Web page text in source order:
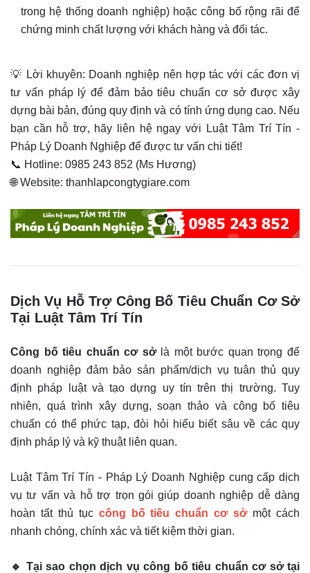
trong hệ thống doanh nghiệp) hoặc công bố rộng rãi để
chứng minh chất lượng với khách hàng và đối tác.
💡 Lời khuyên: Doanh nghiệp nên hợp tác với các đơn vị
tư vấn pháp lý để đảm bảo tiêu chuẩn cơ sở được xây
dựng bài bản, đúng quy định và có tính ứng dụng cao. Nếu
bạn cần hỗ trợ, hãy liên hệ ngay với Luật Tâm Trí Tín -
Pháp Lý Doanh Nghiệp để được tư vấn chi tiết!
📞 Hotline: 0985 243 852 (Ms Hương)
🌐 Website: thanhlapcongtygiare.com
Dịch Vụ Hỗ Trợ Công Bố Tiêu Chuẩn Cơ Sở
Tại Luật Tâm Trí Tín
Công bố tiêu chuẩn cơ sởlà một bước quan trọng để
doanh nghiệp đảm bảo sản phẩm/dịch vụ tuân thủ quy
định pháp luật và tạo dựng uy tín trên thị trường. Tuy
nhiên, quá trình xây dựng, soạn thảo và công bố tiêu
chuẩn có thể phức tạp, đòi hỏi hiểu biết sâu về các quy
định pháp lý và kỹ thuật liên quan.
Luật Tâm Trí Tín - Pháp Lý Doanh Nghiệp cung cấp dịch
vụ tư vấn và hỗ trợ trọn gói giúp doanh nghiệp dễ dàng
hoàn tất thủ tục công bố tiêu chuẩn cơ sởmột cách
nhanh chóng, chính xác và tiết kiệm thời gian.
🔹 Tại sao chọn dịch vụ công bố tiêu chuẩn cơ sở tại